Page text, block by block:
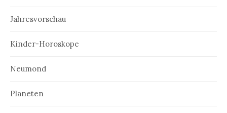
Jahresvorschau
Kinder-Horoskope
Neumond
Planeten